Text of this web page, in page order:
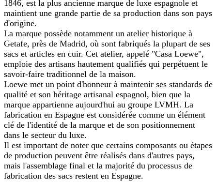
1846, est la plus ancienne marque de luxe espagnole et
maintient une grande partie de sa production dans son pays
d'origine.
La marque possède notamment un atelier historique à
Getafe, près de Madrid, où sont fabriqués la plupart de ses
sacs et articles en cuir. Cet atelier, appelé "Casa Loewe",
emploie des artisans hautement qualifiés qui perpétuent le
savoir-faire traditionnel de la maison.
Loewe met un point d'honneur à maintenir ses standards de
qualité et son héritage artisanal espagnol, bien que la
marque appartienne aujourd'hui au groupe LVMH. La
fabrication en Espagne est considérée comme un élément
clé de l'identité de la marque et de son positionnement
dans le secteur du luxe.
Il est important de noter que certains composants ou étapes
de production peuvent être réalisés dans d'autres pays,
mais l'assemblage final et la majorité du processus de
fabrication des sacs restent en Espagne.